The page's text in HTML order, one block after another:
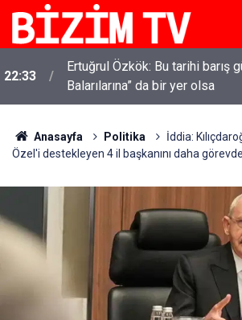
22:33
Ertuğrul Özkök: Bu tarihi barış
Balarılarına” da bir yer olsa
Anasayfa Politika
İddia:
Özel'i destekleyen 4 il başkanını daha